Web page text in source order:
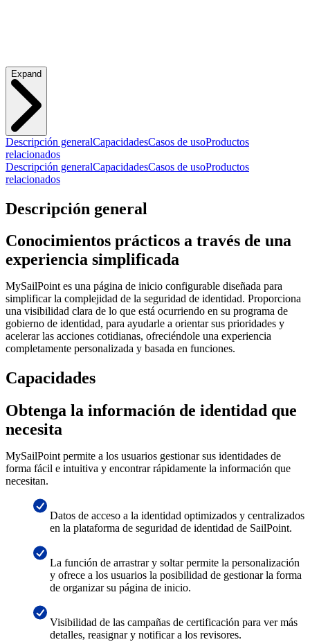
Expand
Descripción generalCapacidadesCasos de usoProductos
relacionados
Descripción generalCapacidadesCasos de usoProductos
relacionados
Descripción general
Conocimientos prácticos a través de una
experiencia simplificada
MySailPoint es una página de inicio configurable diseñada para
simplificar la complejidad de la seguridad de identidad. Proporciona
una visibilidad clara de lo que está ocurriendo en su programa de
gobierno de identidad, para ayudarle a orientar sus prioridades y
acelerar las acciones cotidianas, ofreciéndole una experiencia
completamente personalizada y basada en funciones.
Capacidades
Obtenga la información de identidad que
necesita
MySailPoint permite a los usuarios gestionar sus identidades de
forma fácil e intuitiva y encontrar rápidamente la información que
necesitan.
Datos de acceso a la identidad optimizados y centralizados
en la plataforma de seguridad de identidad de SailPoint.
La función de arrastrar y soltar permite la personalización
y ofrece a los usuarios la posibilidad de gestionar la forma
de organizar su página de inicio.
Visibilidad de las campañas de certificación para ver más
detalles, reasignar y notificar a los revisores.